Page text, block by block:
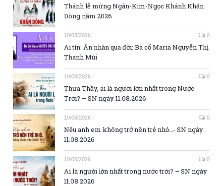
Thánh lễ mừng Ngân-Kim-Ngọc Khánh Khấn
Dòng năm 2026
10/08/2026 0
Ai tín: Ân nhân qua đời: Bà cố Maria Nguyễn Thị
Thanh Mùi
10/08/2026 0
Thưa Thầy, ai là người lớn nhất trong Nước
Trời? – SN ngày 11.08.2026
10/08/2026 0
Nếu anh em không trở nên trẻ nhỏ…- SN ngày
11.08.2026
10/08/2026 0
Ai là người lớn nhất trong nước trời? – SN ngày
11.08.2026